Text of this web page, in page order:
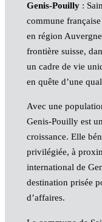
Genis-Pouilly:
commune
en région
frontière suisse,
un cadre de vie
en quête d’une
Avec une
Genis-Pouilly est
croissance. Elle
privilégiée, à
international de
destination prisée
d’affaires.